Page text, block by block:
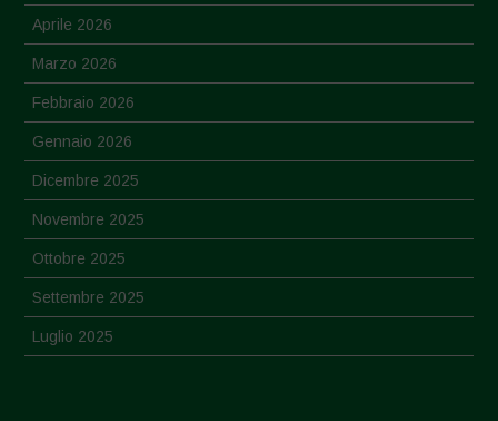
Aprile 2026
Marzo 2026
Febbraio 2026
Gennaio 2026
Dicembre 2025
Novembre 2025
Ottobre 2025
Settembre 2025
Luglio 2025